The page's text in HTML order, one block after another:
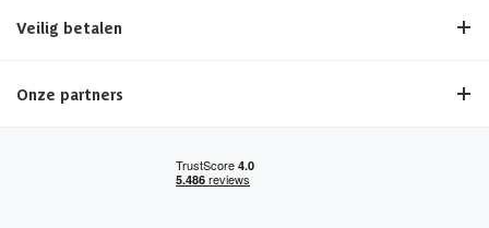
Veilig betalen
Onze partners